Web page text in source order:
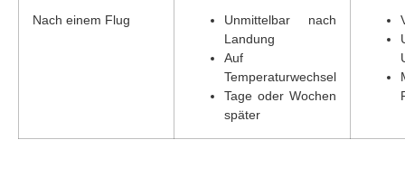
Nach einem Flug
Unmittelbar nach
Landung
Auf
Temperaturwechsel
Tage oder Wochen
später